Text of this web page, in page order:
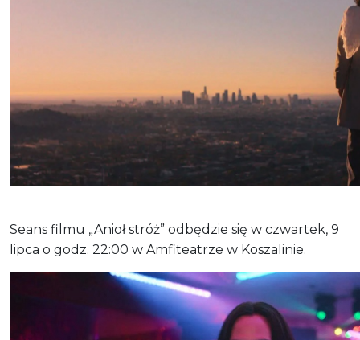
Seans filmu „Anioł stróż” odbędzie się w czwartek, 9
lipca o godz. 22:00 w Amfiteatrze w Koszalinie.